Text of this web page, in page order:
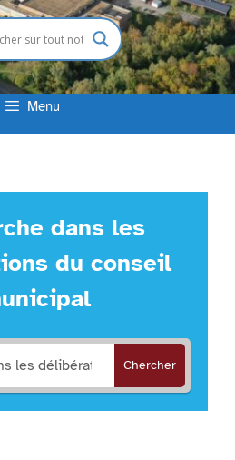
Menu
dans les
du conseil
Chercher